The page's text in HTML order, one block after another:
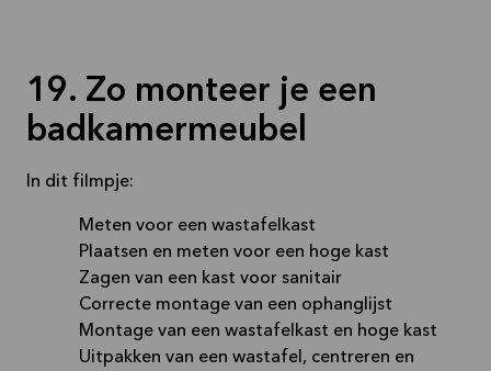
19. Zo monteer je een
badkamermeubel
In dit filmpje:
Meten voor een wastafelkast
Plaatsen en meten voor een hoge kast
Zagen van een kast voor sanitair
Correcte montage van een ophanglijst
Montage van een wastafelkast en hoge kast
Uitpakken van een wastafel, centreren en